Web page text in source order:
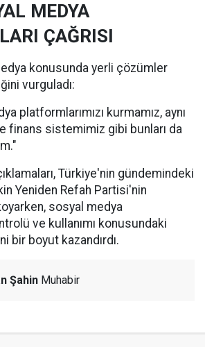
MEDYA
ÇAĞRISI
konusunda yerli çözümler
vurguladı:
platformlarımızı kurmamız, aynı
finans sistemimiz gibi bunları da
Türkiye'nin gündemindeki
Yeniden Refah Partisi'nin
sosyal medya
ve kullanımı konusundaki
bir boyut kazandırdı.
Şahin Muhabir